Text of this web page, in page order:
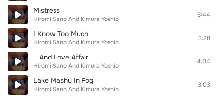
Mistress
Hiromi Sano And Kimura Yoshio
3:44
I Know Too Much
Hiromi Sano And Kimura Yoshio
3:28
...And Love Affair
Hiromi Sano And Kimura Yoshio
4:04
Lake Mashu In Fog
Hiromi Sano And Kimura Yoshio
3:03